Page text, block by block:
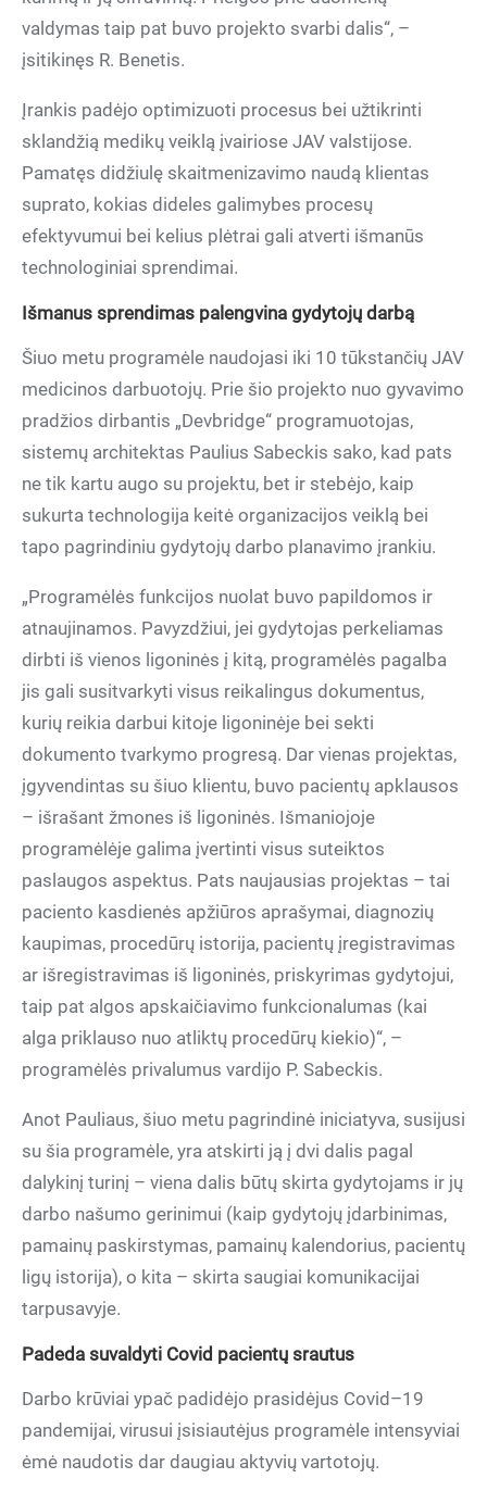
valdymas taip pat buvo projekto svarbi dalis“, –
įsitikinęs R. Benetis.
Įrankis padėjo optimizuoti procesus bei užtikrinti
sklandžią medikų veiklą įvairiose JAV valstijose.
Pamatęs didžiulę skaitmenizavimo naudą klientas
suprato, kokias dideles galimybes procesų
efektyvumui bei kelius plėtrai gali atverti išmanūs
technologiniai sprendimai.
Išmanus sprendimas palengvina gydytojų darbą
Šiuo metu programėle naudojasi iki 10 tūkstančių JAV
medicinos darbuotojų. Prie šio projekto nuo gyvavimo
pradžios dirbantis „Devbridge“ programuotojas,
sistemų architektas Paulius Sabeckis sako, kad pats
ne tik kartu augo su projektu, bet ir stebėjo, kaip
sukurta technologija keitė organizacijos veiklą bei
tapo pagrindiniu gydytojų darbo planavimo įrankiu.
„Programėlės funkcijos nuolat buvo papildomos ir
atnaujinamos. Pavyzdžiui, jei gydytojas perkeliamas
dirbti iš vienos ligoninės į kitą, programėlės pagalba
jis gali susitvarkyti visus reikalingus dokumentus,
kurių reikia darbui kitoje ligoninėje bei sekti
dokumento tvarkymo progresą. Dar vienas projektas,
įgyvendintas su šiuo klientu, buvo pacientų apklausos
– išrašant žmones iš ligoninės. Išmaniojoje
programėlėje galima įvertinti visus suteiktos
paslaugos aspektus. Pats naujausias projektas – tai
paciento kasdienės apžiūros aprašymai, diagnozių
kaupimas, procedūrų istorija, pacientų įregistravimas
ar išregistravimas iš ligoninės, priskyrimas gydytojui,
taip pat algos apskaičiavimo funkcionalumas (kai
alga priklauso nuo atliktų procedūrų kiekio)“, –
programėlės privalumus vardijo P. Sabeckis.
Anot Pauliaus, šiuo metu pagrindinė iniciatyva, susijusi
su šia programėle, yra atskirti ją į dvi dalis pagal
dalykinį turinį – viena dalis būtų skirta gydytojams ir jų
darbo našumo gerinimui (kaip gydytojų įdarbinimas,
pamainų paskirstymas, pamainų kalendorius, pacientų
ligų istorija), o kita – skirta saugiai komunikacijai
tarpusavyje.
Padeda suvaldyti Covid pacientų srautus
Darbo krūviai ypač padidėjo prasidėjus Covid–19
pandemijai, virusui įsisiautėjus programėle intensyviai
ėmė naudotis dar daugiau aktyvių vartotojų.